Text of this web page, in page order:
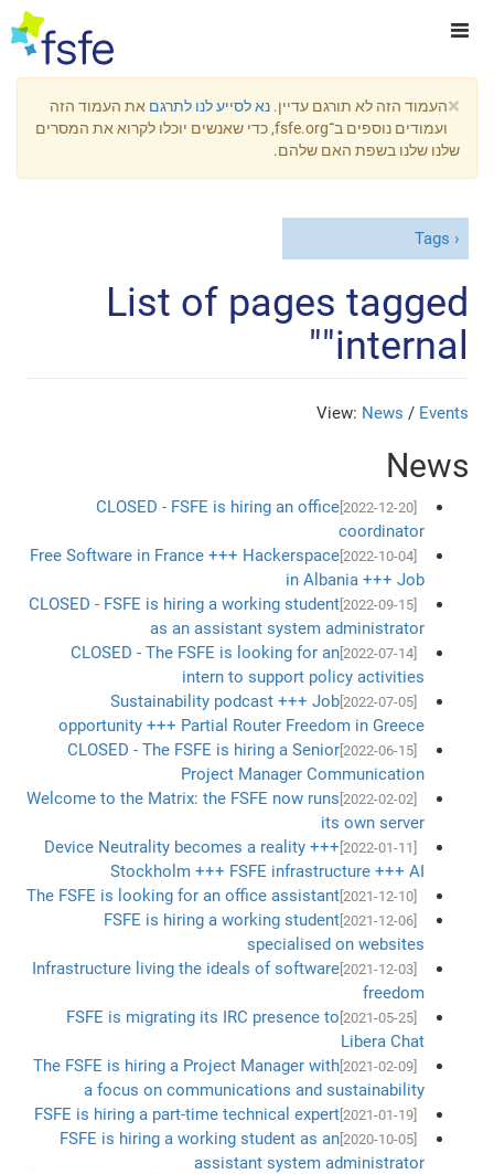
×העמוד הזה לא תורגם עדיין. נא לסייע לנו לתרגם את העמוד הזה
ועמודים נוספים ב־fsfe.org, כדי שאנשים יוכלו לקרוא את המסרים
שלנו שלנו בשפת האם שלהם.
Tags
List of pages tagged
"internal"
View: News / Events
News
[2022-12-20]
CLOSED - FSFE is hiring an office
coordinator
[2022-10-04]
Free Software in France +++ Hackerspace
in Albania +++ Job
[2022-09-15]
CLOSED - FSFE is hiring a working student
as an assistant system administrator
[2022-07-14]
CLOSED - The FSFE is looking for an
intern to support policy activities
[2022-07-05]
Sustainability podcast +++ Job
opportunity +++ Partial Router Freedom in Greece
[2022-06-15]
CLOSED - The FSFE is hiring a Senior
Project Manager Communication
[2022-02-02]
Welcome to the Matrix: the FSFE now runs
its own server
Device Neutrality becomes a reality +++
Stockholm +++ FSFE infrastructure +++ AI
[2021-12-10]
The FSFE is looking for an office assistant
[2021-12-06]
FSFE is hiring a working student
specialised on websites
[2021-12-03]
Infrastructure living the ideals of software
freedom
[2021-05-25]
FSFE is migrating its IRC presence to
Libera Chat
[2021-02-09]
The FSFE is hiring a Project Manager with
a focus on communications and sustainability
[2021-01-19]
FSFE is hiring a part-time technical expert
[2020-10-05]
FSFE is hiring a working student as an
assistant system administrator